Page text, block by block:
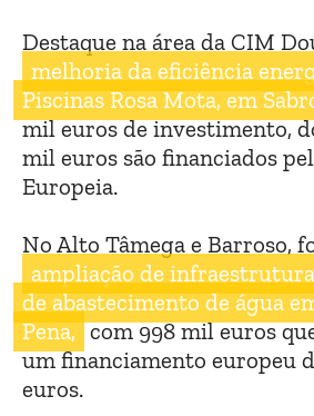
Destaque na área da CIM
melhoria da eficiência
Piscinas Rosa Mota, em
mil euros de investimento,
mil euros são financiados
Europeia.
No Alto Tâmega e Barroso,
ampliação de
de abastecimento de água
Pena, com 998 mil euros
um financiamento europeu
euros.